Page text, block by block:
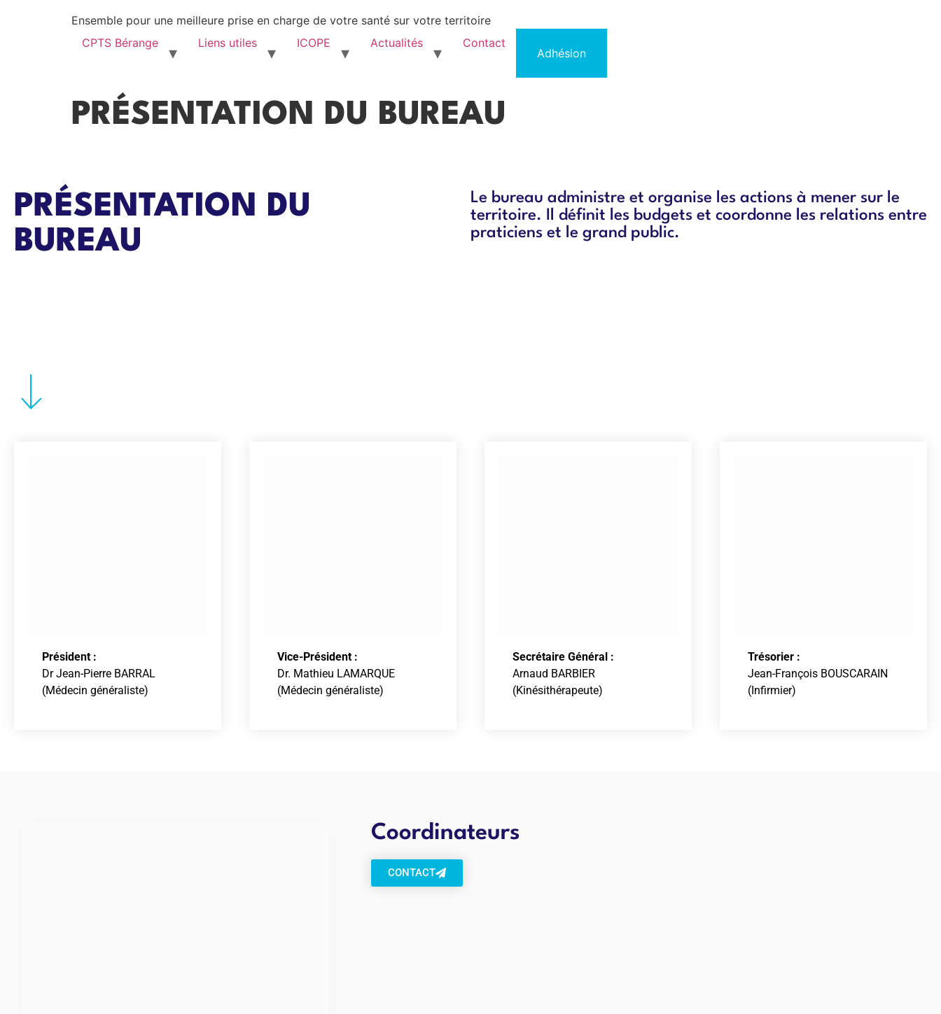
Ensemble pour une meilleure prise en charge de votre santé sur votre territoire
CPTS Bérange
Liens utiles ICOPE Actualités Contact
Adhésion
PRÉSENTATION DU BUREAU
PRÉSENTATION DU
BUREAU
Le bureau administre et organise les actions à mener sur le
territoire. Il définit les budgets et coordonne les relations entre
praticiens et le grand public.
Président :
Dr Jean-Pierre BARRAL
(Médecin généraliste)
Vice-Président :
Dr. Mathieu LAMARQUE
(Médecin généraliste)
Secrétaire Général :
Arnaud BARBIER
(Kinésithérapeute)
Trésorier :
Jean-François BOUSCARAIN
(Infirmier)
Coordinateurs
CONTACT